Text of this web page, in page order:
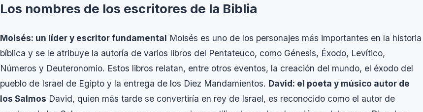
Los nombres de los escritores de la Biblia
Moisés: un líder y escritor fundamental Moisés es uno de los personajes más importantes en la historia
bíblica y se le atribuye la autoría de varios libros del Pentateuco, como Génesis, Éxodo, Levítico,
Números y Deuteronomio. Estos libros relatan, entre otros eventos, la creación del mundo, el éxodo del
pueblo de Israel de Egipto y la entrega de los Diez Mandamientos. David: el poeta y músico autor de
los Salmos David, quien más tarde se convertiría en rey de Israel, es reconocido como el autor de